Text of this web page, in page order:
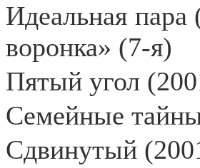
Идеальная
воронка» (7-я)
Пятый угол
Семейные
Сдвинутый